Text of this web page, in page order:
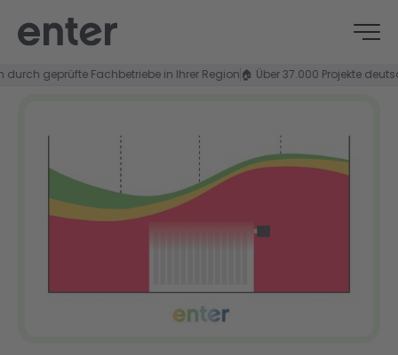
geprüfte Fachbetriebe in Ihrer Region🏠 Über 37.000 Projekte